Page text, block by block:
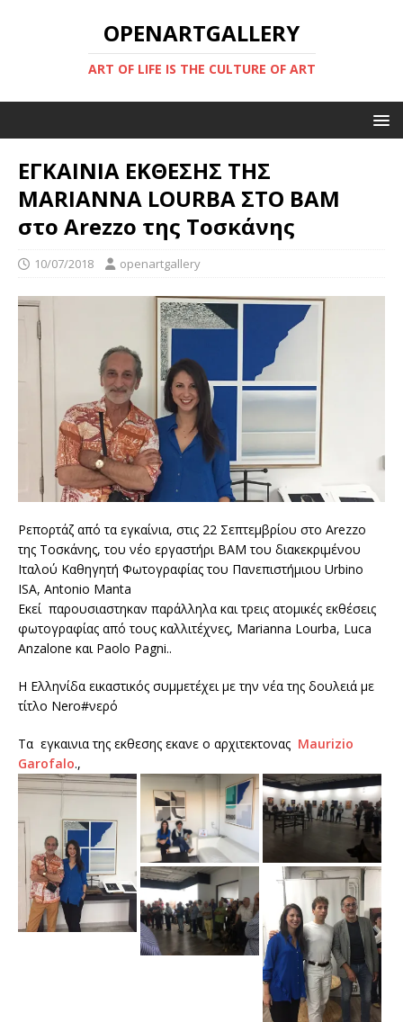
OPENARTGALLERY
ART OF LIFE IS THE CULTURE OF ART
ΕΓΚΑΙΝΙΑ ΕΚΘΕΣΗΣ ΤΗΣ
MARIANNA LOURBA ΣΤΟ BAM
στο Αrezzo της Τοσκάνης
10/07/2018 openartgallery
Ρεπορτάζ από τα εγκαίνια, στις 22 Σεπτεμβρίου στο Αrezzo
της Τοσκάνης, του νέο εργαστήρι ΒΑΜ του διακεκριμένου
Ιταλού Καθηγητή Φωτογραφίας του Πανεπιστήμιου Urbino
ISA, Antonio Manta
Εκεί παρουσιαστηκαν παράλληλα και τρεις ατομικές εκθέσεις
φωτογραφίας από τους καλλιτέχνες, Marianna Lourba, Luca
Anzalone και Paolo Pagni..
Η Ελληνίδα εικαστικός συμμετέχει με την νέα της δουλειά με
τίτλο Nero#νερό
Τα εγκαινια της εκθεσης εκανε ο αρχιτεκτονας Maurizio
Garofalo.,